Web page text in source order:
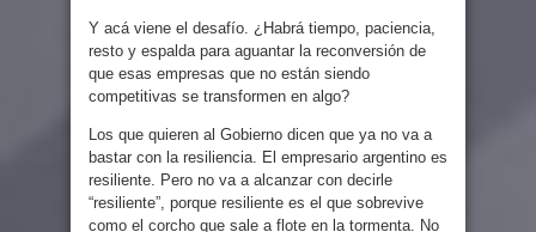
Y acá viene el desafío. ¿Habrá tiempo, paciencia,
resto y espalda para aguantar la reconversión de
que esas empresas que no están siendo
competitivas se transformen en algo?
Los que quieren al Gobierno dicen que ya no va a
bastar con la resiliencia. El empresario argentino es
resiliente. Pero no va a alcanzar con decirle
“resiliente”, porque resiliente es el que sobrevive
como el corcho que sale a flote en la tormenta. No